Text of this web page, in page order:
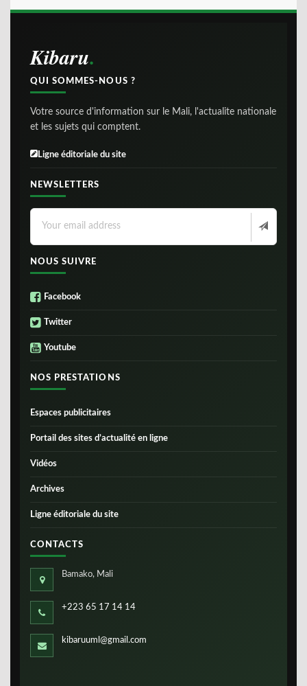
Kibaru
QUI SOMMES-NOUS ?
Votre source d'information sur le Mali, l'actualite nationale
et les sujets qui comptent.
Ligne éditoriale du site
NEWSLETTERS
NOUS SUIVRE
Facebook
Twitter
Youtube
NOS PRESTATIONS
Espaces publicitaires
Portail des sites d’actualité en ligne
Vidéos
Archives
Ligne éditoriale du site
CONTACTS
Bamako, Mali
+223 65 17 14 14
kibaruuml@gmail.com